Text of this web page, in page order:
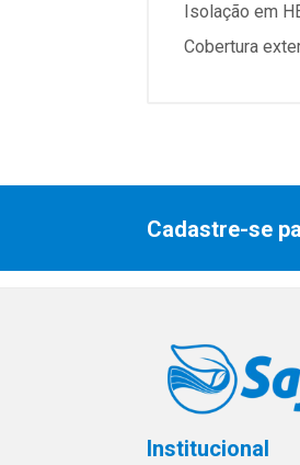
Isolação em
Cobertura
Cadastre-se
Institucional